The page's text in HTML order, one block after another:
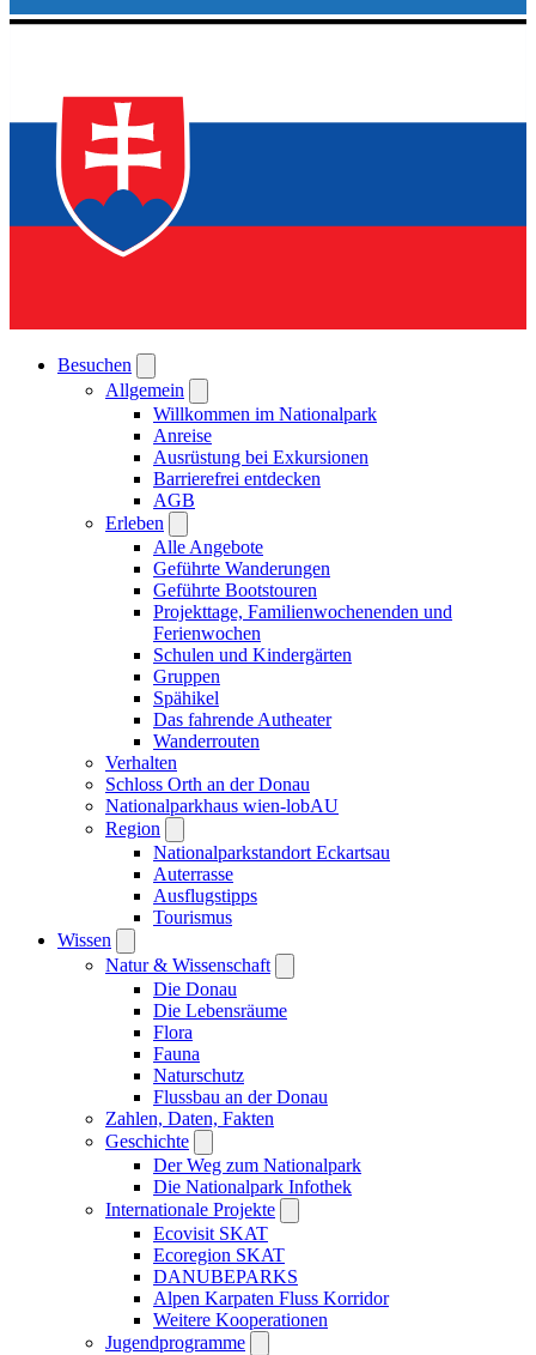
Besuchen
Allgemein
Willkommen im Nationalpark
Anreise
Ausrüstung bei Exkursionen
Barrierefrei entdecken
AGB
Erleben
Alle Angebote
Geführte Wanderungen
Geführte Bootstouren
Projekttage, Familienwochenenden und
Ferienwochen
Schulen und Kindergärten
Gruppen
Spähikel
Das fahrende Autheater
Wanderrouten
Verhalten
Schloss Orth an der Donau
Nationalparkhaus wien-lobAU
Region
Nationalparkstandort Eckartsau
Auterrasse
Ausflugstipps
Tourismus
Wissen
Natur & Wissenschaft
Die Donau
Die Lebensräume
Flora
Fauna
Naturschutz
Flussbau an der Donau
Zahlen, Daten, Fakten
Geschichte
Der Weg zum Nationalpark
Die Nationalpark Infothek
Internationale Projekte
Ecovisit SKAT
Ecoregion SKAT
DANUBEPARKS
Alpen Karpaten Fluss Korridor
Weitere Kooperationen
Jugendprogramme